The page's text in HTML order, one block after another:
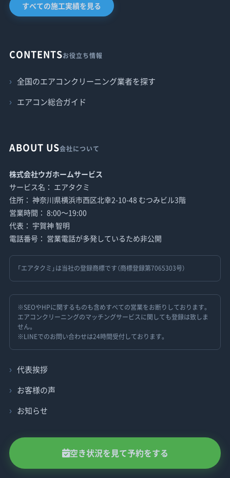
すべての施工実績を見る
CONTENTSお役立ち情報
全国のエアコンクリーニング業者を探す
エアコン総合ガイド
ABOUT US会社について
株式会社ウガホームサービス
サービス名： エアタクミ
住所： 神奈川県横浜市西区北幸2-10-48 むつみビル3階
営業時間： 8:00〜19:00
代表： 宇賀神 智明
電話番号： 営業電話が多発しているため非公開
「エアタクミ」は当社の登録商標です（商標登録第7065303号）
※SEOやHPに関するものも含めすべての営業をお断りしております。
エアコンクリーニングのマッチングサービスに関しても登録は致しま
せん。
※LINEでのお問い合わせは24時間受付しております。
代表挨拶
お客様の声
お知らせ
空き状況を見て予約をする